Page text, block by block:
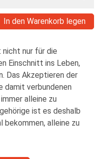
In den Warenkorb legen
nur für die
Einschnitt ins Leben,
Das Akzeptieren der
damit verbundenen
alleine zu
ist es deshalb
bekommen, alleine zu